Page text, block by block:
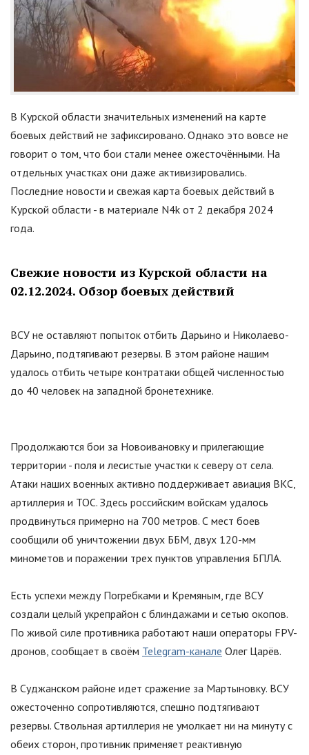
В Курской области значительных изменений на карте
боевых действий не зафиксировано. Однако это вовсе не
говорит о том, что бои стали менее ожесточёнными. На
отдельных участках они даже активизировались.
Последние новости и свежая карта боевых действий в
Курской области - в материале N4k от 2 декабря 2024
года.
Свежие новости из Курской области на
02.12.2024. Обзор боевых действий
ВСУ не оставляют попыток отбить Дарьино и Николаево-
Дарьино, подтягивают резервы. В этом районе нашим
удалось отбить четыре контратаки общей численностью
до 40 человек на западной бронетехнике.
Продолжаются бои за Новоивановку и прилегающие
территории - поля и лесистые участки к северу от села.
Атаки наших военных активно поддерживает авиация ВКС,
артиллерия и ТОС. Здесь российским войскам удалось
продвинуться примерно на 700 метров. С мест боев
сообщили об уничтожении двух ББМ, двух 120-мм
минометов и поражении трех пунктов управления БПЛА.
Есть успехи между Погребками и Кремяным, где ВСУ
создали целый укрепрайон с блиндажами и сетью окопов.
По живой силе противника работают наши операторы FPV-
дронов, сообщает в своём Telegram-канале Олег Царёв.
В Суджанском районе идет сражение за Мартыновку. ВСУ
ожесточенно сопротивляются, спешно подтягивают
резервы. Ствольная артиллерия не умолкает ни на минуту с
обеих сторон, противник применяет реактивную